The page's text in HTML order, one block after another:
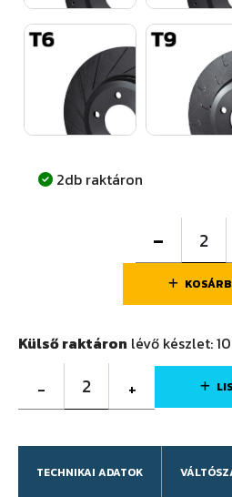
2db raktáron
–
Külső raktáron lévő készlet:10
- 2 +
TECHNIKAI ADATOK